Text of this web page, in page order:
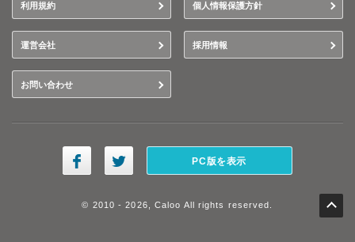
利用規約 個人情報保護方針
運営会社 採用情報
お問い合わせ
PC版を表示
© 2010 - 2026, Caloo All rights reserved.